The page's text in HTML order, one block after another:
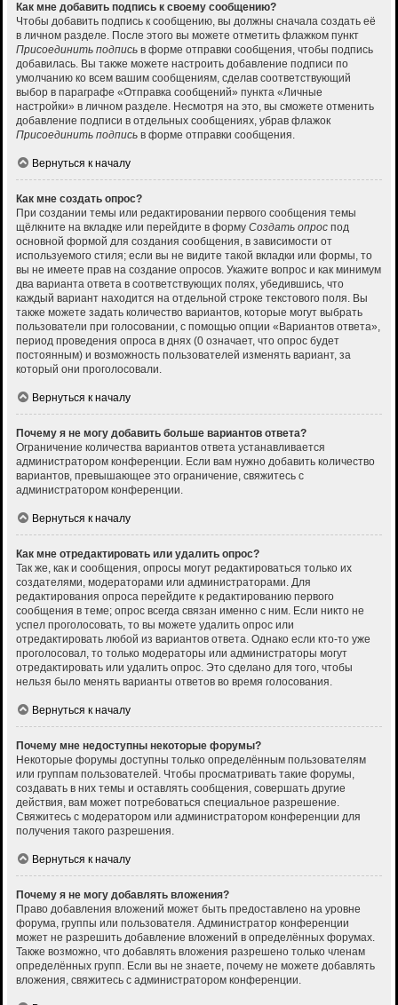
Как мне добавить подпись к своему сообщению?
Чтобы добавить подпись к сообщению, вы должны сначала создать её
в личном разделе. После этого вы можете отметить флажком пункт
Присоединить подпись в форме отправки сообщения, чтобы подпись
добавилась. Вы также можете настроить добавление подписи по
умолчанию ко всем вашим сообщениям, сделав соответствующий
выбор в параграфе «Отправка сообщений» пункта «Личные
настройки» в личном разделе. Несмотря на это, вы сможете отменить
добавление подписи в отдельных сообщениях, убрав флажок
Присоединить подпись в форме отправки сообщения.
Вернуться к началу
Как мне создать опрос?
При создании темы или редактировании первого сообщения темы
щёлкните на вкладке или перейдите в форму Создать опрос под
основной формой для создания сообщения, в зависимости от
используемого стиля; если вы не видите такой вкладки или формы, то
вы не имеете прав на создание опросов. Укажите вопрос и как минимум
два варианта ответа в соответствующих полях, убедившись, что
каждый вариант находится на отдельной строке текстового поля. Вы
также можете задать количество вариантов, которые могут выбрать
пользователи при голосовании, с помощью опции «Вариантов ответа»,
период проведения опроса в днях (0 означает, что опрос будет
постоянным) и возможность пользователей изменять вариант, за
который они проголосовали.
Вернуться к началу
Почему я не могу добавить больше вариантов ответа?
Ограничение количества вариантов ответа устанавливается
администратором конференции. Если вам нужно добавить количество
вариантов, превышающее это ограничение, свяжитесь с
администратором конференции.
Вернуться к началу
Как мне отредактировать или удалить опрос?
Так же, как и сообщения, опросы могут редактироваться только их
создателями, модераторами или администраторами. Для
редактирования опроса перейдите к редактированию первого
сообщения в теме; опрос всегда связан именно с ним. Если никто не
успел проголосовать, то вы можете удалить опрос или
отредактировать любой из вариантов ответа. Однако если кто-то уже
проголосовал, то только модераторы или администраторы могут
отредактировать или удалить опрос. Это сделано для того, чтобы
нельзя было менять варианты ответов во время голосования.
Вернуться к началу
Почему мне недоступны некоторые форумы?
Некоторые форумы доступны только определённым пользователям
или группам пользователей. Чтобы просматривать такие форумы,
создавать в них темы и оставлять сообщения, совершать другие
действия, вам может потребоваться специальное разрешение.
Свяжитесь с модератором или администратором конференции для
получения такого разрешения.
Вернуться к началу
Почему я не могу добавлять вложения?
Право добавления вложений может быть предоставлено на уровне
форума, группы или пользователя. Администратор конференции
может не разрешить добавление вложений в определённых форумах.
Также возможно, что добавлять вложения разрешено только членам
определённых групп. Если вы не знаете, почему не можете добавлять
вложения, свяжитесь с администратором конференции.